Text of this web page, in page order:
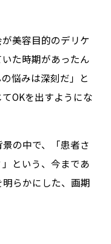
美容目的のデリケ
た時期があったん
悩みは深刻だ」と
OKを出すようにな
の中で、「患者さ
という、今まであ
らかにした、画期